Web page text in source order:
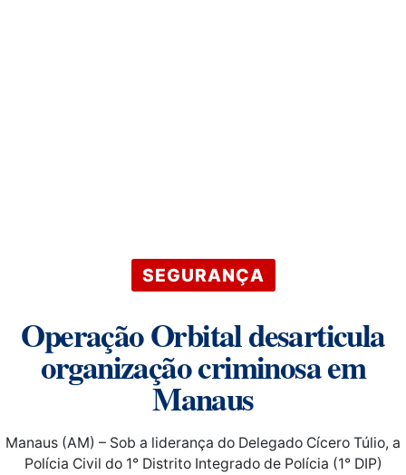
SEGURANÇA
Operação Orbital desarticula
organização criminosa em
Manaus
Manaus (AM) – Sob a liderança do Delegado Cícero Túlio, a
Polícia Civil do 1° Distrito Integrado de Polícia (1° DIP)